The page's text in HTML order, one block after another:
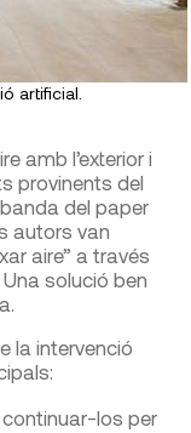
artificial.
amb l’exterior i
provinents del
del paper
autors van
aire” a través
solució ben
la intervenció
los per